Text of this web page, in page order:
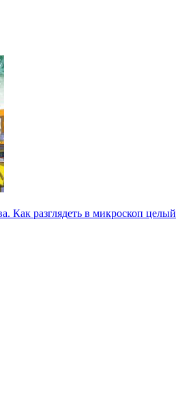
Как разглядеть в микроскоп целый